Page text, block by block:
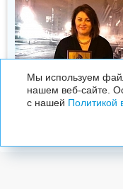
+7 495 215 5755
Мы используем
нашем веб-сайте.
с нашей Политикой